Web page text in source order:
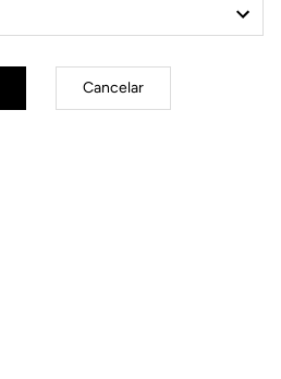
Cancelar